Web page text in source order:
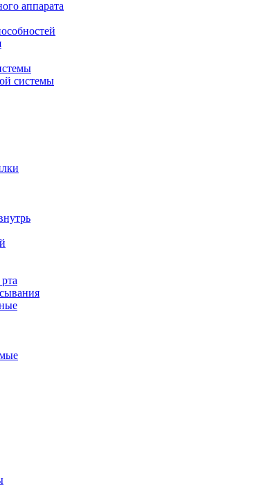
аппарата
системы